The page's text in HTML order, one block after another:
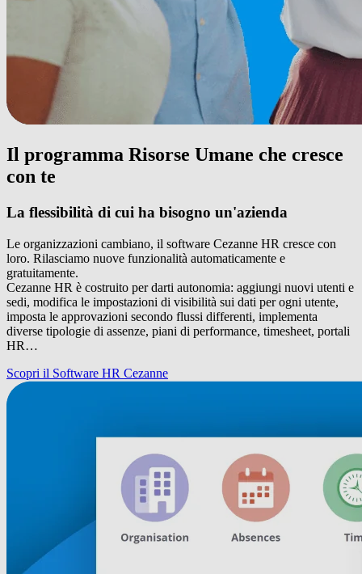
Il programma Risorse Umane che cresce
con te
La flessibilità di cui ha bisogno un'azienda
Le organizzazioni cambiano, il software Cezanne HR cresce con
loro. Rilasciamo nuove funzionalità automaticamente e
gratuitamente.
Cezanne HR è costruito per darti autonomia: aggiungi nuovi utenti e
sedi, modifica le impostazioni di visibilità sui dati per ogni utente,
imposta le approvazioni secondo flussi differenti, implementa
diverse tipologie di assenze, piani di performance, timesheet, portali
HR…
Scopri il Software HR Cezanne